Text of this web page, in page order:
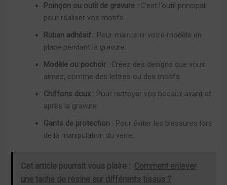
Poinçon ou outil de gravure : C’est l’outil principal
pour réaliser vos motifs.
Ruban adhésif : Pour maintenir votre modèle en
place pendant la gravure.
Modèle ou pochoir : Créez des designs que vous
aimez, comme des lettres ou des motifs.
Chiffons doux : Pour nettoyer vos bocaux avant et
après la gravure.
Gants de protection : Pour éviter les blessures lors
de la manipulation du verre.
Cet article pourrait vous plaire : Comment enlever
une tache de résine sur différents tissus ?